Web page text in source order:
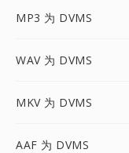
MP3 为 DVMS
WAV 为 DVMS
MKV 为 DVMS
AAF 为 DVMS